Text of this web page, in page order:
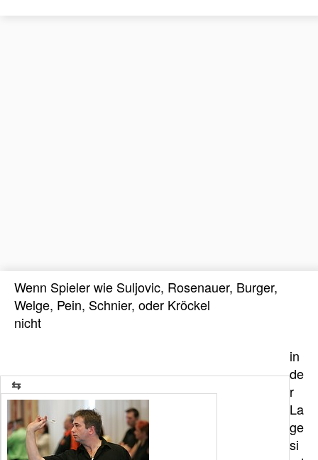
Wenn Spieler wie Suljovic, Rosenauer, Burger,
Welge, Pein, Schnier, oder Kröckel
nicht
in
de
r
La
ge
si